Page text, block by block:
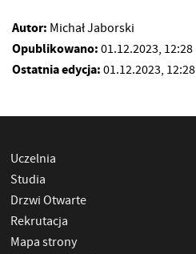
Autor: Michał Jaborski
Opublikowano: 01.12.2023, 12:28
Ostatnia edycja: 01.12.2023, 12:28
Uczelnia
Studia
Drzwi Otwarte
Rekrutacja
Mapa strony